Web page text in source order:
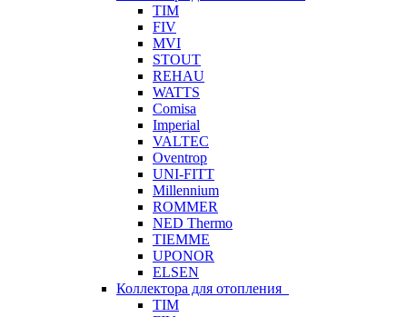
TIM
FIV
MVI
STOUT
REHAU
WATTS
Comisa
Imperial
VALTEC
Oventrop
UNI-FITT
Millennium
ROMMER
NED Thermo
TIEMME
UPONOR
ELSEN
Коллектора для отопления
TIM